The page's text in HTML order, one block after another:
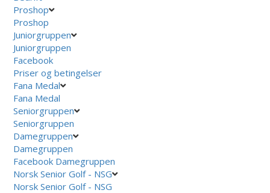
Proshop
Proshop
Juniorgruppen
Juniorgruppen
Facebook
Priser og betingelser
Fana Medal
Fana Medal
Seniorgruppen
Seniorgruppen
Damegruppen
Damegruppen
Facebook Damegruppen
Norsk Senior Golf - NSG
Norsk Senior Golf - NSG